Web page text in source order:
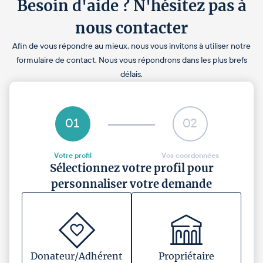
Besoin d'aide ? N'hésitez pas à
nous contacter
Afin de vous répondre au mieux, nous vous invitons à utiliser notre
formulaire de contact. Nous vous répondrons dans les plus brefs
délais.
01
Votre profil
02
Vos coordonnées
Sélectionnez votre profil pour
personnaliser votre demande
Donateur/Adhérent Propriétaire